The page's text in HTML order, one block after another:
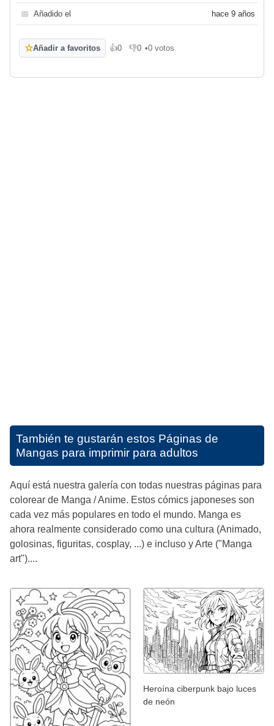
📅 Añadido el hace 9 años
☆Añadir a favoritos 👍0
Me gusta
👎0
No me gusta
•0 votos
También te gustarán estos Páginas de
Mangas para imprimir para adultos
Aquí está nuestra galería con todas nuestras páginas para
colorear de Manga / Anime. Estos cómics japoneses son
cada vez más populares en todo el mundo. Manga es
ahora realmente considerado como una cultura (Animado,
golosinas, figuritas, cosplay, ...) e incluso y Arte ("Manga
art")....
Heroína ciberpunk bajo luces
de neón